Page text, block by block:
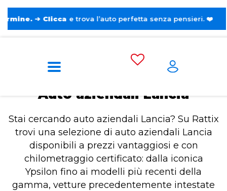
➔ Clicca e trova l’auto perfetta senza pensieri. ❤️
Home Auto aziendali Lancia
Auto aziendali Lancia
Stai cercando auto aziendali Lancia? Su Rattix
trovi una selezione di auto aziendali Lancia
disponibili a prezzi vantaggiosi e con
chilometraggio certificato: dalla iconica
Ypsilon fino ai modelli più recenti della
gamma, vetture precedentemente intestate